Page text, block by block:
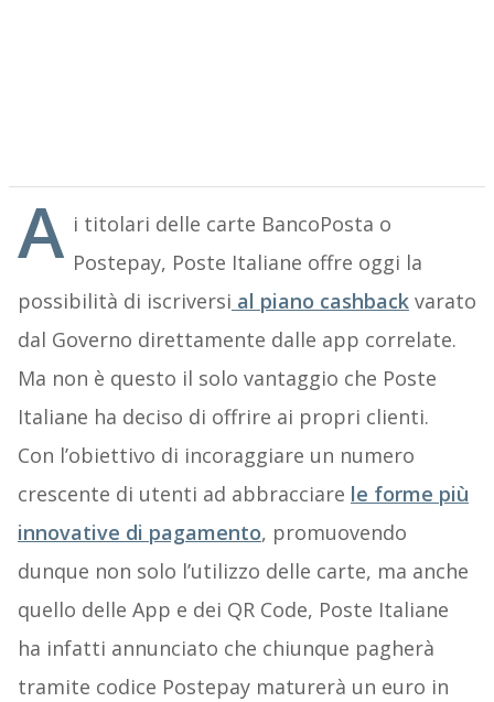
A i titolari delle carte BancoPosta o
Postepay, Poste Italiane offre oggi la
possibilità di iscriversi al piano cashbackvarato
dal Governo direttamente dalle app correlate.
Ma non è questo il solo vantaggio che Poste
Italiane ha deciso di offrire ai propri clienti.
Con l’obiettivo di incoraggiare un numero
crescente di utenti ad abbracciare le forme più
innovative di pagamento, promuovendo
dunque non solo l’utilizzo delle carte, ma anche
quello delle App e dei QR Code, Poste Italiane
ha infatti annunciato che chiunque pagherà
tramite codice Postepay maturerà un euro in